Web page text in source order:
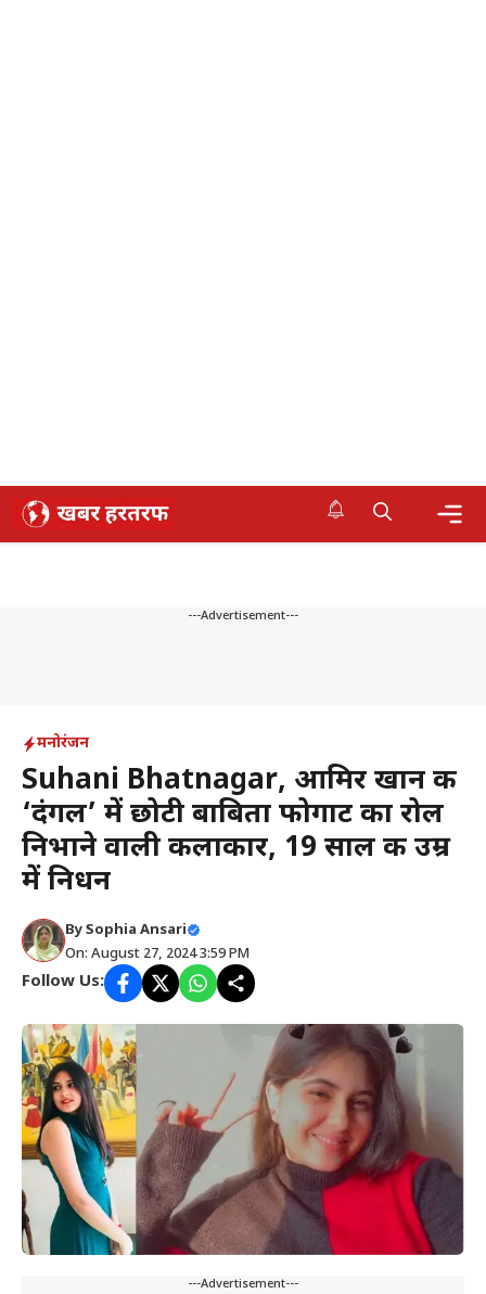
Skip
---Advertisement---
मनोरंजन
Suhani Bhatnagar, आमिर खान की
‘दंगल’ में छोटी बाबिता फोगाट का रोल
निभाने वाली कलाकार, 19 साल की उम्र
में निधन
BySophia Ansari
On: August 27, 2024 3:59 PM
Follow Us:
---Advertisement---